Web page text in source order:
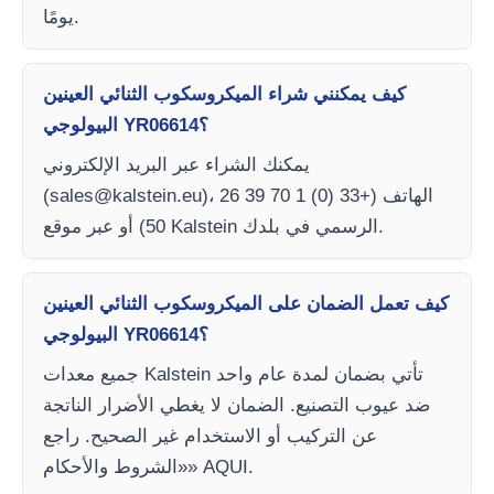
يومًا.
كيف يمكنني شراء الميكروسكوب الثنائي العينين
البيولوجي YR06614؟
يمكنك الشراء عبر البريد الإلكتروني
(sales@kalstein.eu)، الهاتف (+33 (0) 1 70 39 26
50) أو عبر موقع Kalstein الرسمي في بلدك.
كيف تعمل الضمان على الميكروسكوب الثنائي العينين
البيولوجي YR06614؟
جميع معدات Kalstein تأتي بضمان لمدة عام واحد
ضد عيوب التصنيع. الضمان لا يغطي الأضرار الناتجة
عن التركيب أو الاستخدام غير الصحيح. راجع
«الشروط والأحكام» AQUI.